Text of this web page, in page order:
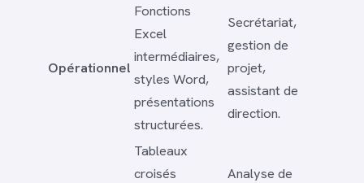
Opérationnel
Fonctions
Excel
intermédiaires,
styles Word,
présentations
structurées.
Secrétariat,
gestion de
projet,
assistant de
direction.
Tableaux
croisés
Analyse de